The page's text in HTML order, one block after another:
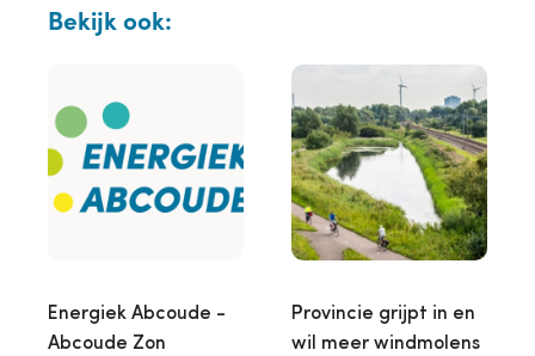
Bekijk ook:
Energiek Abcoude -
Abcoude Zon
Provincie grijpt in en
wil meer windmolens